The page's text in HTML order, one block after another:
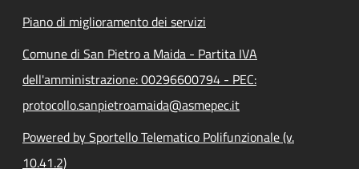
Piano di miglioramento dei servizi
Comune di San Pietro a Maida - Partita IVA
dell'amministrazione: 00296600794 - PEC:
protocollo.sanpietroamaida@asmepec.it
Powered by Sportello Telematico Polifunzionale (v.
10.41.2)